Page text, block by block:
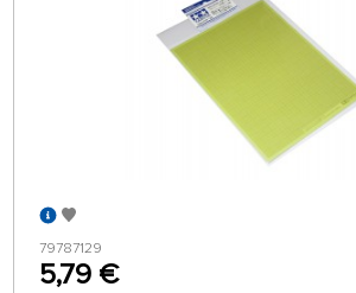
79787129
5,79 €